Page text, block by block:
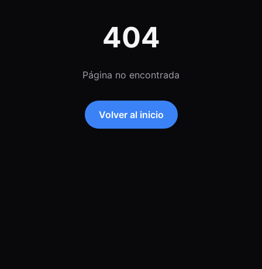
404
Página no encontrada
Volver al inicio